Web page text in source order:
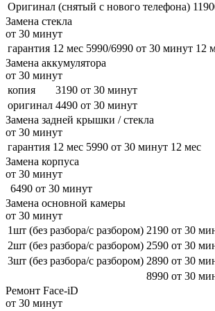
Оригинал (снятый с нового телефона)
Замена стекла
от 30 минут
гарантия 12 мес 5990/6990 от 30 минут 12
Замена аккумулятора
от 30 минут
копия
3190 от 30 минут
оригинал 4490 от 30 минут
Замена задней крышки / стекла
от 30 минут
гарантия 12 мес 5990 от 30 минут 12 мес
Замена корпуса
от 30 минут
6490 от 30 минут
Замена основной камеры
от 30 минут
1шт (без разбора/с разбором) 2190 от 30
2шт (без разбора/с разбором) 2590 от 30
3шт (без разбора/с разбором) 2890 от 30
8990 от 30
Ремонт Face-iD
от 30 минут